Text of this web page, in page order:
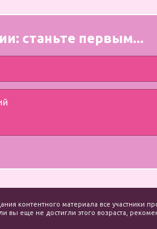
станьте первым...
контентного материала все участники
вы еще не достигли этого возраста,